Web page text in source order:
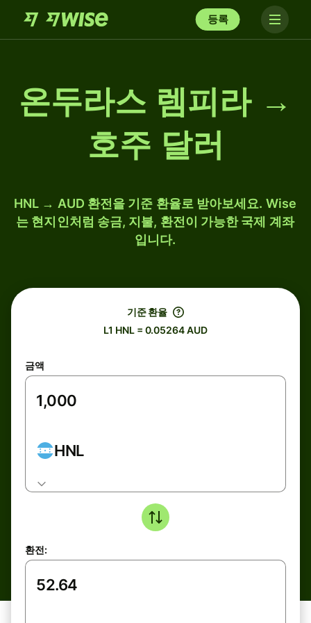
등록
온두라스 렘피라 →
호주 달러
HNL → AUD 환전을 기준 환율로 받아보세요. Wise
는 현지인처럼 송금, 지불, 환전이 가능한 국제 계좌
입니다.
기준 환율
L1 HNL = 0.05264 AUD
금액
HNL
환전: